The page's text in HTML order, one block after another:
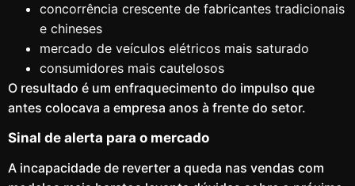
concorrência crescente de fabricantes tradicionais
e chineses
mercado de veículos elétricos mais saturado
consumidores mais cautelosos
O resultado é um enfraquecimento do impulso que
antes colocava a empresa anos à frente do setor.
Sinal de alerta para o mercado
A incapacidade de reverter a queda nas vendas com